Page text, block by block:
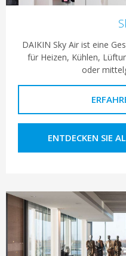
DAIKIN Sky Air ist eine
für Heizen, Kühlen,
oder
ENTDECKEN SIE